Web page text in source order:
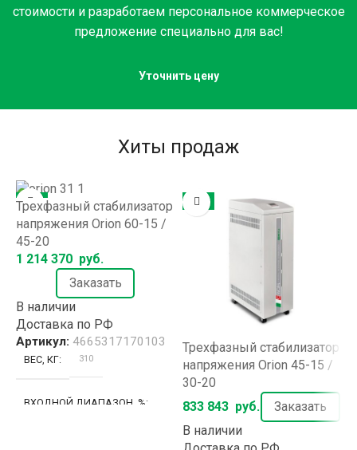
стоимости и разработаем персональное коммерческое
предложение специально для вас!
Уточнить цену
Хиты продаж
ХИТ
Трехфазный стабилизатор
напряжения Orion 60-15 /
45-20
1 214 370 руб.
Заказать
В наличии
Доставка по РФ
Артикул: 4665317170103
ВЕС, КГ 310
ВХОДНОЙ ДИАПАЗОН, %
ХИТ
Трехфазный стабилизатор
напряжения Orion 45-15 /
30-20
833 843 руб.
Заказать
В наличии